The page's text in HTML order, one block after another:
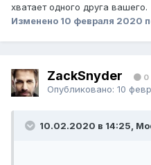
хватает одного друга вашего.
Изменено 10 февраля 2020
ZackSnyder 0
Опубликовано: 10
10.02.2020 в 14:25,